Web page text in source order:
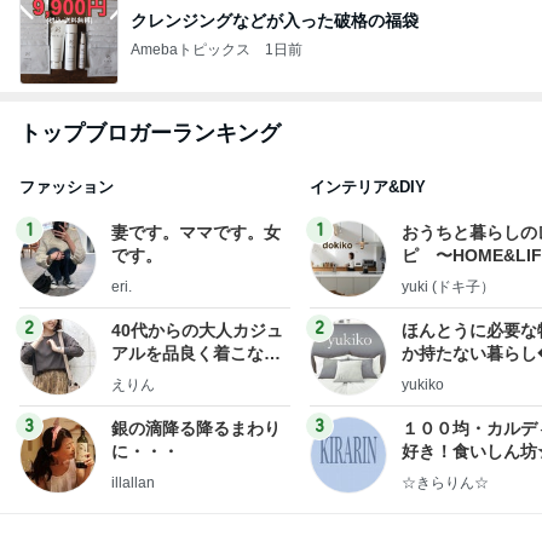
クレンジングなどが入った破格の福袋
Amebaトピックス 1日前
トップブロガーランキング
ファッション
1
妻です。ママです。女
です。
eri.
2
40代からの大人カジュ
アルを品良く着こなす
ファッションブログ
えりん
3
銀の滴降る降るまわり
に・・・
illallan
インテリア&DIY
1
おうちと暮らしの
ピ 〜
yuki (ドキ子）
2
ほんとうに必要な
か持たない暮ら
ep Life Simple◆
yukiko
3
１００均・カルデ
好き！食いしん
らりん☆のブログ
☆きらりん☆